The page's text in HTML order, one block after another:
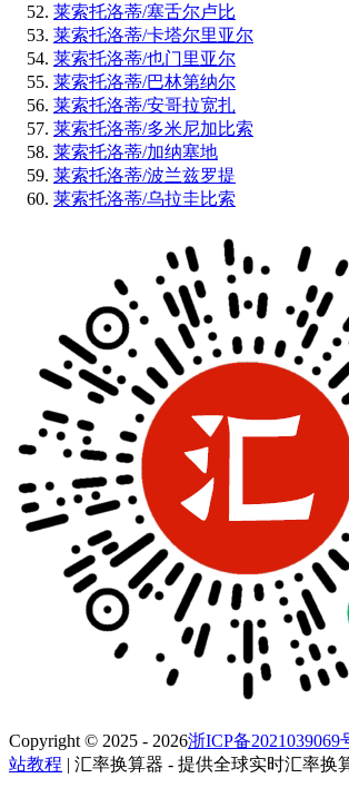
莱索托洛蒂/塞舌尔卢比
莱索托洛蒂/卡塔尔里亚尔
莱索托洛蒂/也门里亚尔
莱索托洛蒂/巴林第纳尔
莱索托洛蒂/安哥拉宽扎
莱索托洛蒂/多米尼加比索
莱索托洛蒂/加纳塞地
莱索托洛蒂/波兰兹罗提
莱索托洛蒂/乌拉圭比索
Copyright © 2025 - 2026浙ICP备2021039069
站教程 | 汇率换算器 - 提供全球实时汇率换